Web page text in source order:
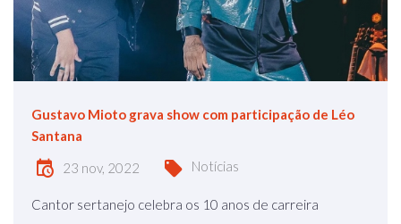
Gustavo Mioto grava show com participação de Léo
Santana
23 nov, 2022 Notícias
Cantor sertanejo celebra os 10 anos de carreira